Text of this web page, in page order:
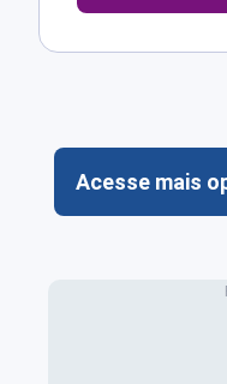
Acesse mais